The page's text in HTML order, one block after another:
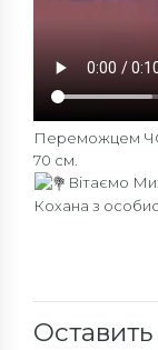
Переможцем
70 см.
Вітаємо
Кохана з